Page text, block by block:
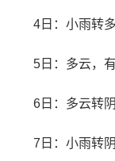
4日：小雨转
5日：多云，
6日：多云转
7日：小雨转